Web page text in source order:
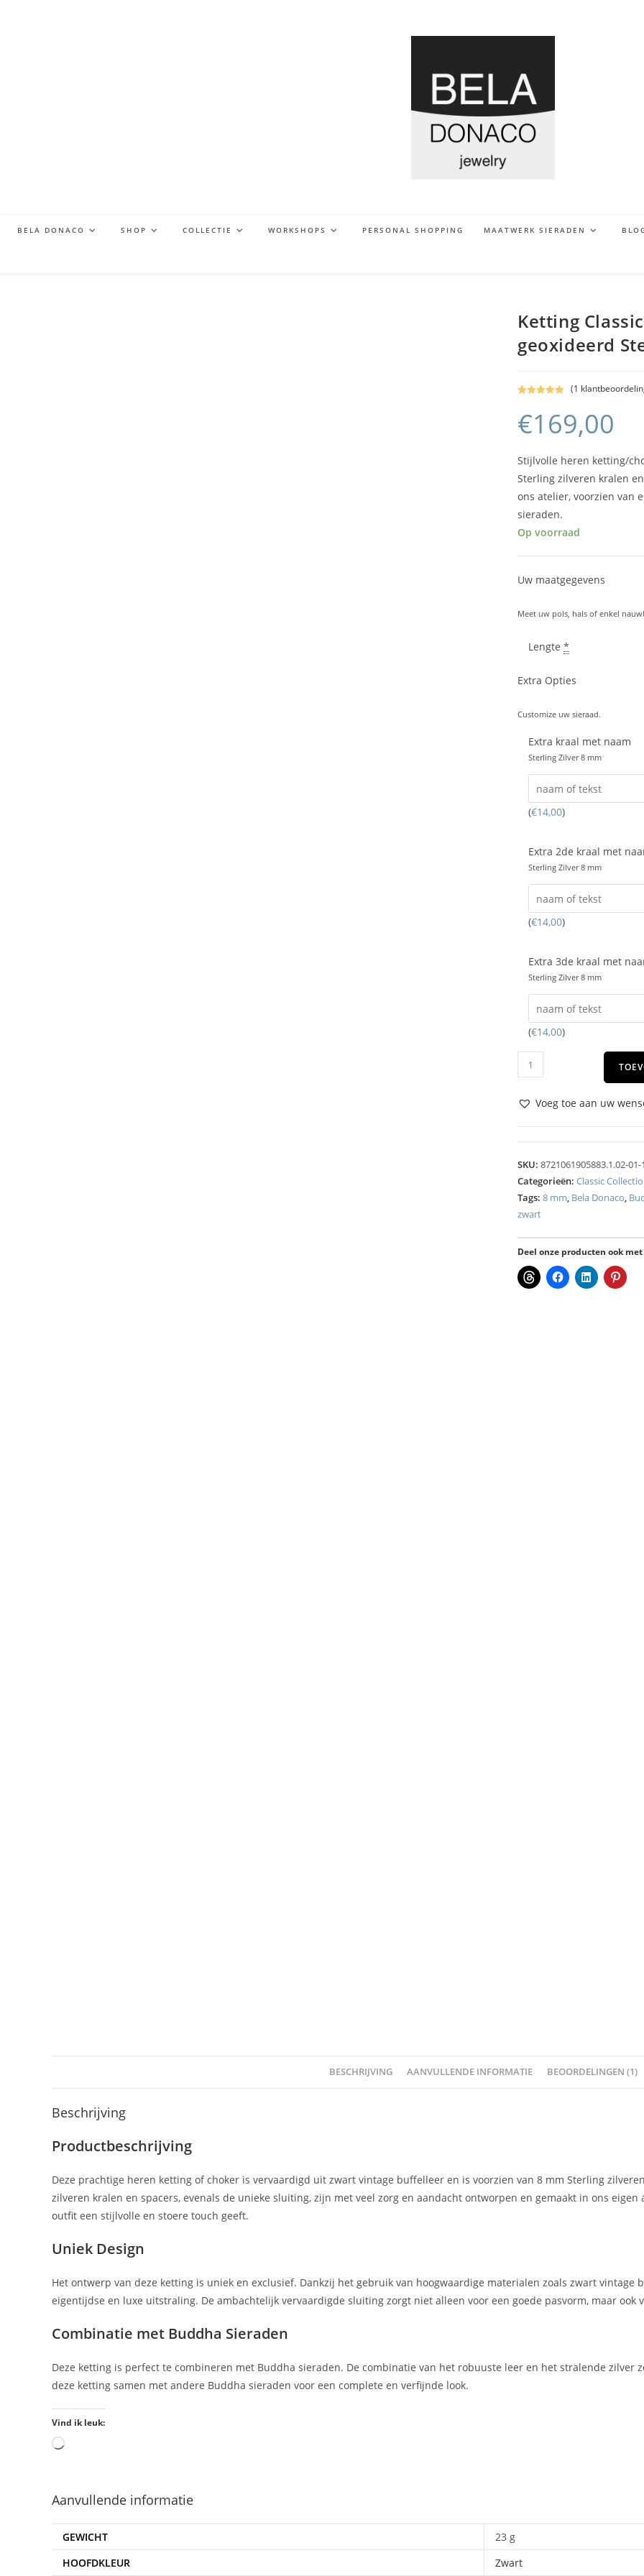
BELA DONACO SHOP COLLECTIE WORKSHOPS PERSONAL SHOPPING MAATWERK SIERADEN
Ketting
geoxideerd
5.00 op 5
gebaseerd
waardering
(1
€169,00
Stijlvolle heren ketting/
Sterling zilveren kralen
ons atelier, voorzien van
sieraden.
Op voorraad
Uw maatgegevens
Meet uw pols, hals of enkel
Lengte *
Extra Opties
Customize uw sieraad.
Extra kraal met naam
Sterling Zilver 8 mm
(€14,00)
Extra 2de kraal met
Sterling Zilver 8 mm
(€14,00)
Extra 3de kraal met
Sterling Zilver 8 mm
(€14,00)
Voeg toe aan uw
SKU: 8721061905883.1.02-01-
Categorieën: Classic
Tags: 8 mm, Bela Donaco,
zwart
Deel onze producten ook
BESCHRIJVING AANVULLENDE INFORMATIE BEOORDELINGEN (1)
Beschrijving
Productbeschrijving
Deze prachtige heren ketting of choker is vervaardigd uit zwart vintage buffelleer en is voorzien van 8 mm Sterling
zilveren kralen en spacers, evenals de unieke sluiting, zijn met veel zorg en aandacht ontworpen en gemaakt in ons
outfit een stijlvolle en stoere touch geeft.
Uniek Design
Het ontwerp van deze ketting is uniek en exclusief. Dankzij het gebruik van hoogwaardige materialen zoals zwart
eigentijdse en luxe uitstraling. De ambachtelijk vervaardigde sluiting zorgt niet alleen voor een goede pasvorm, maar ook
Combinatie met Buddha Sieraden
Deze ketting is perfect te combineren met Buddha sieraden. De combinatie van het robuuste leer en het stralende zilver
deze ketting samen met andere Buddha sieraden voor een complete en verfijnde look.
Vind ik leuk:
Aanvullende informatie
GEWICHT
23 g
HOOFDKLEUR
Zwart